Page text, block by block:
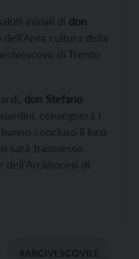
iniziali di don
dell’Area cultura della
di Trento
don Stefano
consegnerà i
concluso il loro
sarà trasmesso
dell’Arcidiocesi di
#ARCIVESCOVILE